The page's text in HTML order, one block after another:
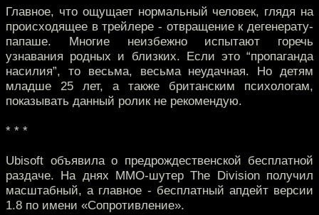
Главное, что ощущает нормальный человек, глядя на
происходящее в трейлере - отвращение к дегенерату-
папаше. Многие неизбежно испытают горечь
узнавания родных и близких. Если это “пропаганда
насилия”, то весьма, весьма неудачная. Но детям
младше 25 лет, а также британским психологам,
показывать данный ролик не рекомендую.
* * *
Ubisoft объявила о предрождественской бесплатной
раздаче. На днях ММО-шутер The Division получил
масштабный, а главное - бесплатный апдейт версии
1.8 по имени «Сопротивление».